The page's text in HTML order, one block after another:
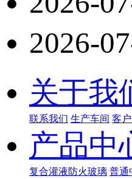
2026-
关于我
联系我们 生产车间 客
产品中
复合灌液防火玻璃 普通